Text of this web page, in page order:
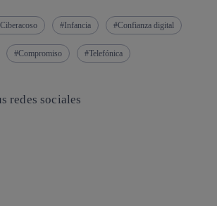
Ciberacoso Infancia Confianza digital
Compromiso Telefónica
redes sociales